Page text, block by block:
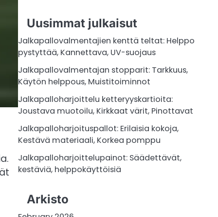
Uusimmat julkaisut
Jalkapallovalmentajien kenttä teltat: Helppo
pystyttää, Kannettava, UV-suojaus
Jalkapallovalmentajan stopparit: Tarkkuus,
Käytön helppous, Muistitoiminnot
Jalkapalloharjoittelu ketteryyskartioita:
Joustava muotoilu, Kirkkaat värit, Pinottavat
Jalkapalloharjoituspallot: Erilaisia kokoja,
Kestävä materiaali, Korkea pomppu
Jalkapalloharjoittelupainot: Säädettävät,
kestäviä, helppokäyttöisiä
Arkisto